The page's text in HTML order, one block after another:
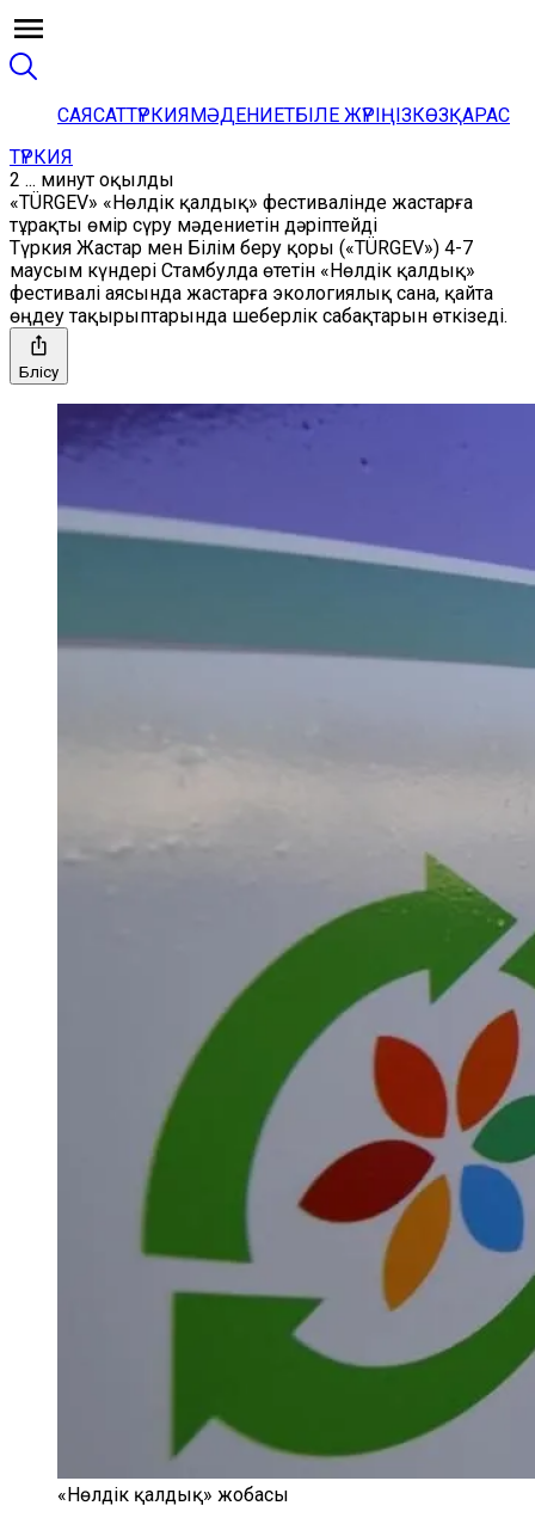
САЯСАТТҮРКИЯМӘДЕНИЕТБІЛЕ ЖҮРІҢІЗКӨЗҚАРАС
ТҮРКИЯ
2 ... минут оқылды
«TÜRGEV» «Нөлдік қалдық» фестивалінде жастарға
тұрақты өмір сүру мәдениетін дәріптейді
Түркия Жастар мен Білім беру қоры («TÜRGEV») 4-7
маусым күндері Стамбулда өтетін «Нөлдік қалдық»
фестивалі аясында жастарға экологиялық сана, қайта
өңдеу тақырыптарында шеберлік сабақтарын өткізеді.
Бөлісу
«Нөлдік қалдық» жобасы